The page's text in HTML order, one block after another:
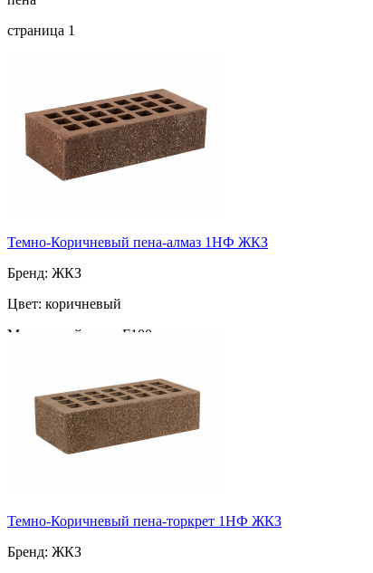
страница 1
Темно-Коричневый пена-алмаз 1НФ ЖКЗ
Бренд: ЖКЗ
Цвет: коричневый
Морозостойкость: F100
Поверхность: пена
Пустотность: пустотелый
Темно-Коричневый пена-торкрет 1НФ ЖКЗ
Бренд: ЖКЗ